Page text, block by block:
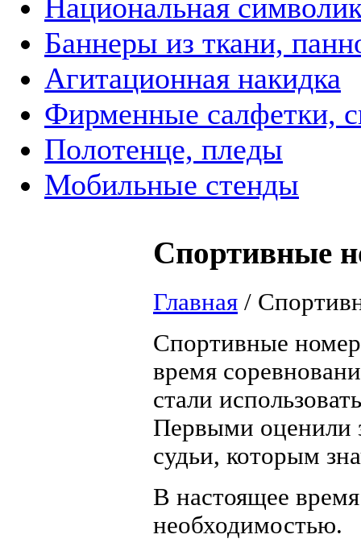
Национальная
Баннеры из ткани,
Агитационная накидка
Фирменные салфетки,
Полотенце, пледы
Мобильные стенды
Спортивные
Главная /
Спортивные
время
стали
Первыми оценили
судьи, которым
В настоящее
необходимостью.